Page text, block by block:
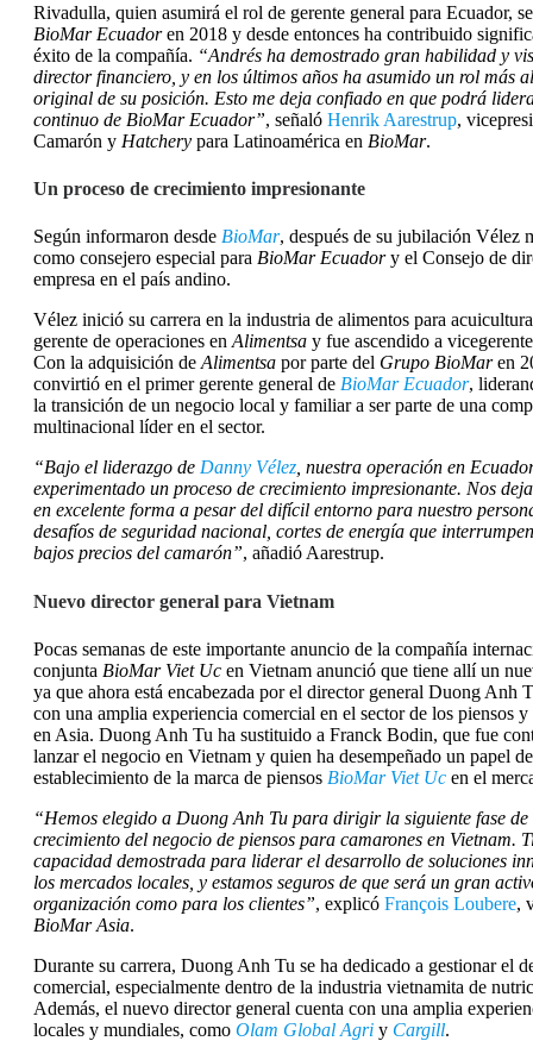
Rivadulla, quien asumirá el rol de gerente general para Ecuador,
BioMar Ecuadoren 2018 y desde entonces ha contribuido
éxito de la compañía. “Andrés ha demostrado gran habilidad y
director financiero, y en los últimos años ha asumido un rol más
original de su posición. Esto me deja confiado en que podrá
continuo de BioMar Ecuador”, señaló Henrik Aarestrup,
Camarón y Hatchery para Latinoamérica en BioMar.
Un proceso de crecimiento impresionante
Según informaron desde BioMar, después de su jubilación Vélez
como consejero especial para BioMar Ecuadory el Consejo de
empresa en el país andino.
Vélez inició su carrera en la industria de alimentos para
gerente de operaciones en Alimentsa y fue ascendido a
Con la adquisición de Alimentsa por parte del Grupo BioMaren
convirtió en el primer gerente general de BioMar Ecuador,
la transición de un negocio local y familiar a ser parte de una
multinacional líder en el sector.
“Bajo el liderazgo de Danny Vélez , nuestra operación en
experimentado un proceso de crecimiento impresionante. Nos
en excelente forma a pesar del difícil entorno para nuestro
desafíos de seguridad nacional, cortes de energía que
bajos precios del camarón”, añadió Aarestrup.
Nuevo director general para Vietnam
Pocas semanas de este importante anuncio de la compañía
conjunta BioMar Viet Uc en Vietnam anunció que tiene allí un
ya que ahora está encabezada por el director general Duong Anh
con una amplia experiencia comercial en el sector de los piensos
en Asia. Duong Anh Tu ha sustituido a Franck Bodin, que fue
lanzar el negocio en Vietnam y quien ha desempeñado un papel
establecimiento de la marca de piensos BioMar Viet Uc en el
“Hemos elegido a Duong Anh Tu para dirigir la siguiente fase de
crecimiento del negocio de piensos para camarones en Vietnam.
capacidad demostrada para liderar el desarrollo de soluciones
los mercados locales, y estamos seguros de que será un gran
organización como para los clientes”, explicó François Loubere,
BioMar Asia.
Durante su carrera, Duong Anh Tu se ha dedicado a gestionar el
comercial, especialmente dentro de la industria vietnamita de
Además, el nuevo director general cuenta con una amplia
locales y mundiales, como Olam Global Agri y Cargill.